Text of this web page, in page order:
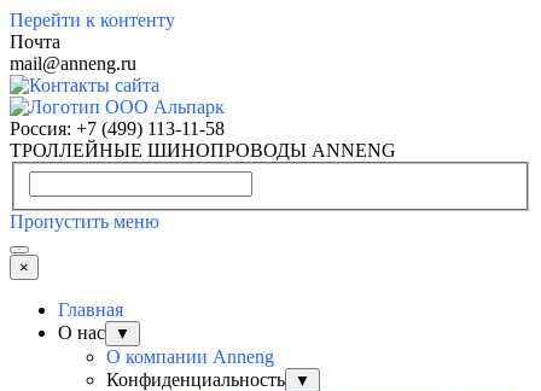
Перейти к контенту
Почта
mail@anneng.ru
Россия: +7 (499) 113-11-58
ТРОЛЛЕЙНЫЕ ШИНОПРОВОДЫ ANNENG
Пропустить меню
×
Главная
О нас
▼
О компании Anneng
Конфиденциальность
▼